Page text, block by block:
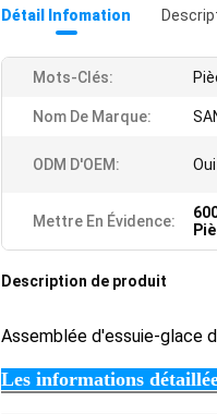
Détail Infomation
Mots-Clés:
Nom De Marque:
ODM D'OEM: Oui
Mettre En Évidence:
Description de produit
Assemblée d'essuie-glace
Les informations